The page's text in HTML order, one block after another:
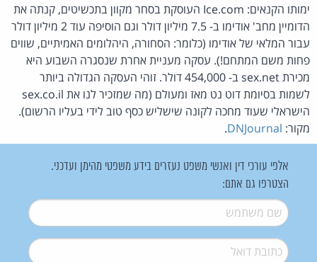
ימותו הקנאים: Ice.com העוסקת בסחר מקוון בתכשיטים, קנתה את
הדומיין מחב' אודימו ב- 7.5 מיליון דולר וגם הוסיפה עוד 2 מיליון דולר
עבור המלאי של אודימו (כלומר: הסחורה, היהלומים האמיתיים, שווים
פחות משם המתחם!). עסקה מעניית אחרת שנסגרה השבוע היא
מכירת sex.net ב- 454,000 דולר. זוהי העסקה הגדולה ביותר
לשמות בסיומת דוט נט מאז ומעולם (מה שמזכיר לנו את sex.co.il
הישראלי שעוד מחכה לקונה שישליש כסף טוב לידי בעליו הרשום).
מקור: DNJournal
.
אלפי עורכי דין ואנשי משפט נעזרים בידע משפטי מהימן ועדכני.
הצטרפו גם אתם:
שם משתמש*
דואל*